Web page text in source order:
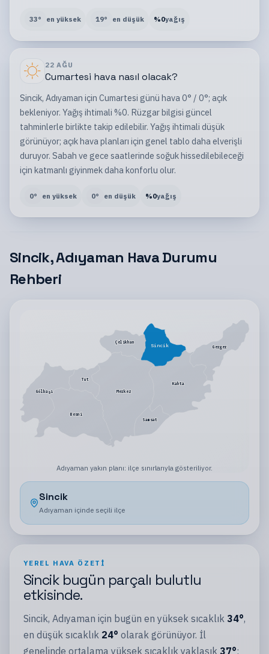
33° en yüksek 19° en düşük %0yağış
22 AĞU
Cumartesi hava nasıl olacak?
Sincik, Adıyaman için Cumartesi günü hava 0° / 0°; açık
bekleniyor. Yağış ihtimali %0. Rüzgar bilgisi güncel
tahminlerle birlikte takip edilebilir. Yağış ihtimali düşük
görünüyor; açık hava planları için genel tablo daha elverişli
duruyor. Sabah ve gece saatlerinde soğuk hissedilebileceği
için katmanlı giyinmek daha konforlu olur.
0° en yüksek 0° en düşük %0yağış
Sincik, Adıyaman Hava Durumu
Rehberi
Merkez
Besni
Çelikhan
Gerger
Gölbaşı
Kahta
Samsat
Tut
Sincik
Adıyaman yakın planı: ilçe sınırlarıyla gösteriliyor.
Sincik
Adıyaman içinde seçili ilçe
YEREL HAVA ÖZETI
Sincikbugün parçalı bulutlu
etkisinde.
Sincik, Adıyaman için bugün en yüksek sıcaklık 34°,
en düşük sıcaklık 24° olarak görünüyor. İl
genelinde ortalama yüksek sıcaklık yaklaşık 37°;